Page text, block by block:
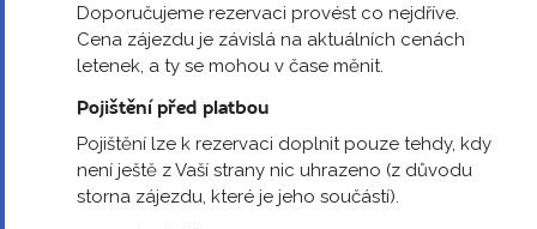
Doporučujeme rezervaci provést co nejdříve.
Cena zájezdu je závislá na aktuálních cenách
letenek, a ty se mohou v čase měnit.
Pojištění před platbou
Pojištění lze k rezervaci doplnit pouze tehdy, kdy
není ještě z Vaší strany nic uhrazeno (z důvodu
storna zájezdu, které je jeho součástí).